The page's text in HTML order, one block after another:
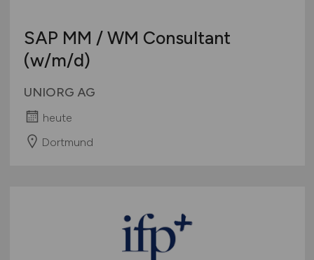
SAP MM / WM Consultant
(w/m/d)
UNIORG AG
heute
Dortmund